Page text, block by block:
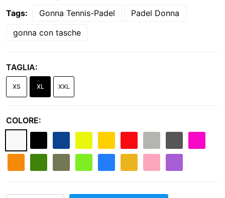
Tags:
Gonna Tennis-Padel
Padel Donna
gonna con tasche
TAGLIA:
XS XL XXL
COLORE: